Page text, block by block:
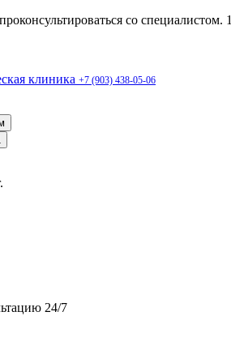
со
клиника +7 (903) 438-05-06
24/7